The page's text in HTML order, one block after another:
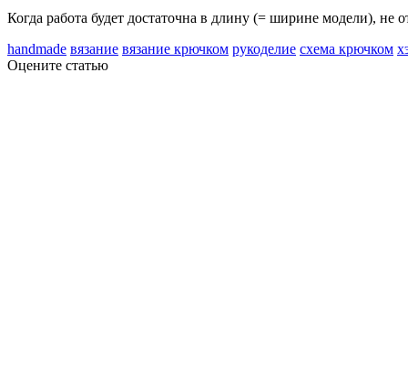
Когда работа будет достаточна в длину (= ширине модели), не
handmade вязание вязание крючком рукоделие схема крючком
Оцените статью